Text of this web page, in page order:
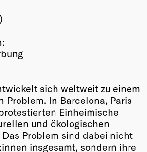
sich weltweit zu einem
Problem. In Barcelona, Paris
Einheimische
und ökologischen
Problem sind dabei nicht
insgesamt, sondern ihre